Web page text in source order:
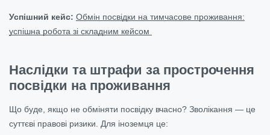
Успішний кейс: Обмін посвідки на тимчасове проживання:
успішна робота зі складним кейсом
Наслідки та штрафи за прострочення
посвідки на проживання
Що буде, якщо не обміняти посвідку вчасно? Зволікання — це
суттєві правові ризики. Для іноземця це: